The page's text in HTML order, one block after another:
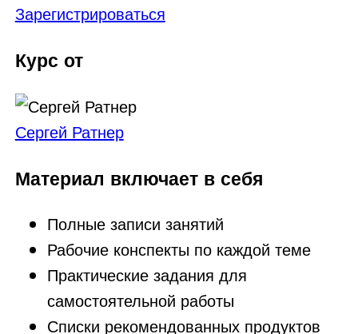
Зарегистрироваться
Курс от
Сергей Ратнер
Материал включает в себя
Полные записи занятий
Рабочие конспекты по каждой теме
Практические задания для
самостоятельной работы
Списки рекомендованных продуктов